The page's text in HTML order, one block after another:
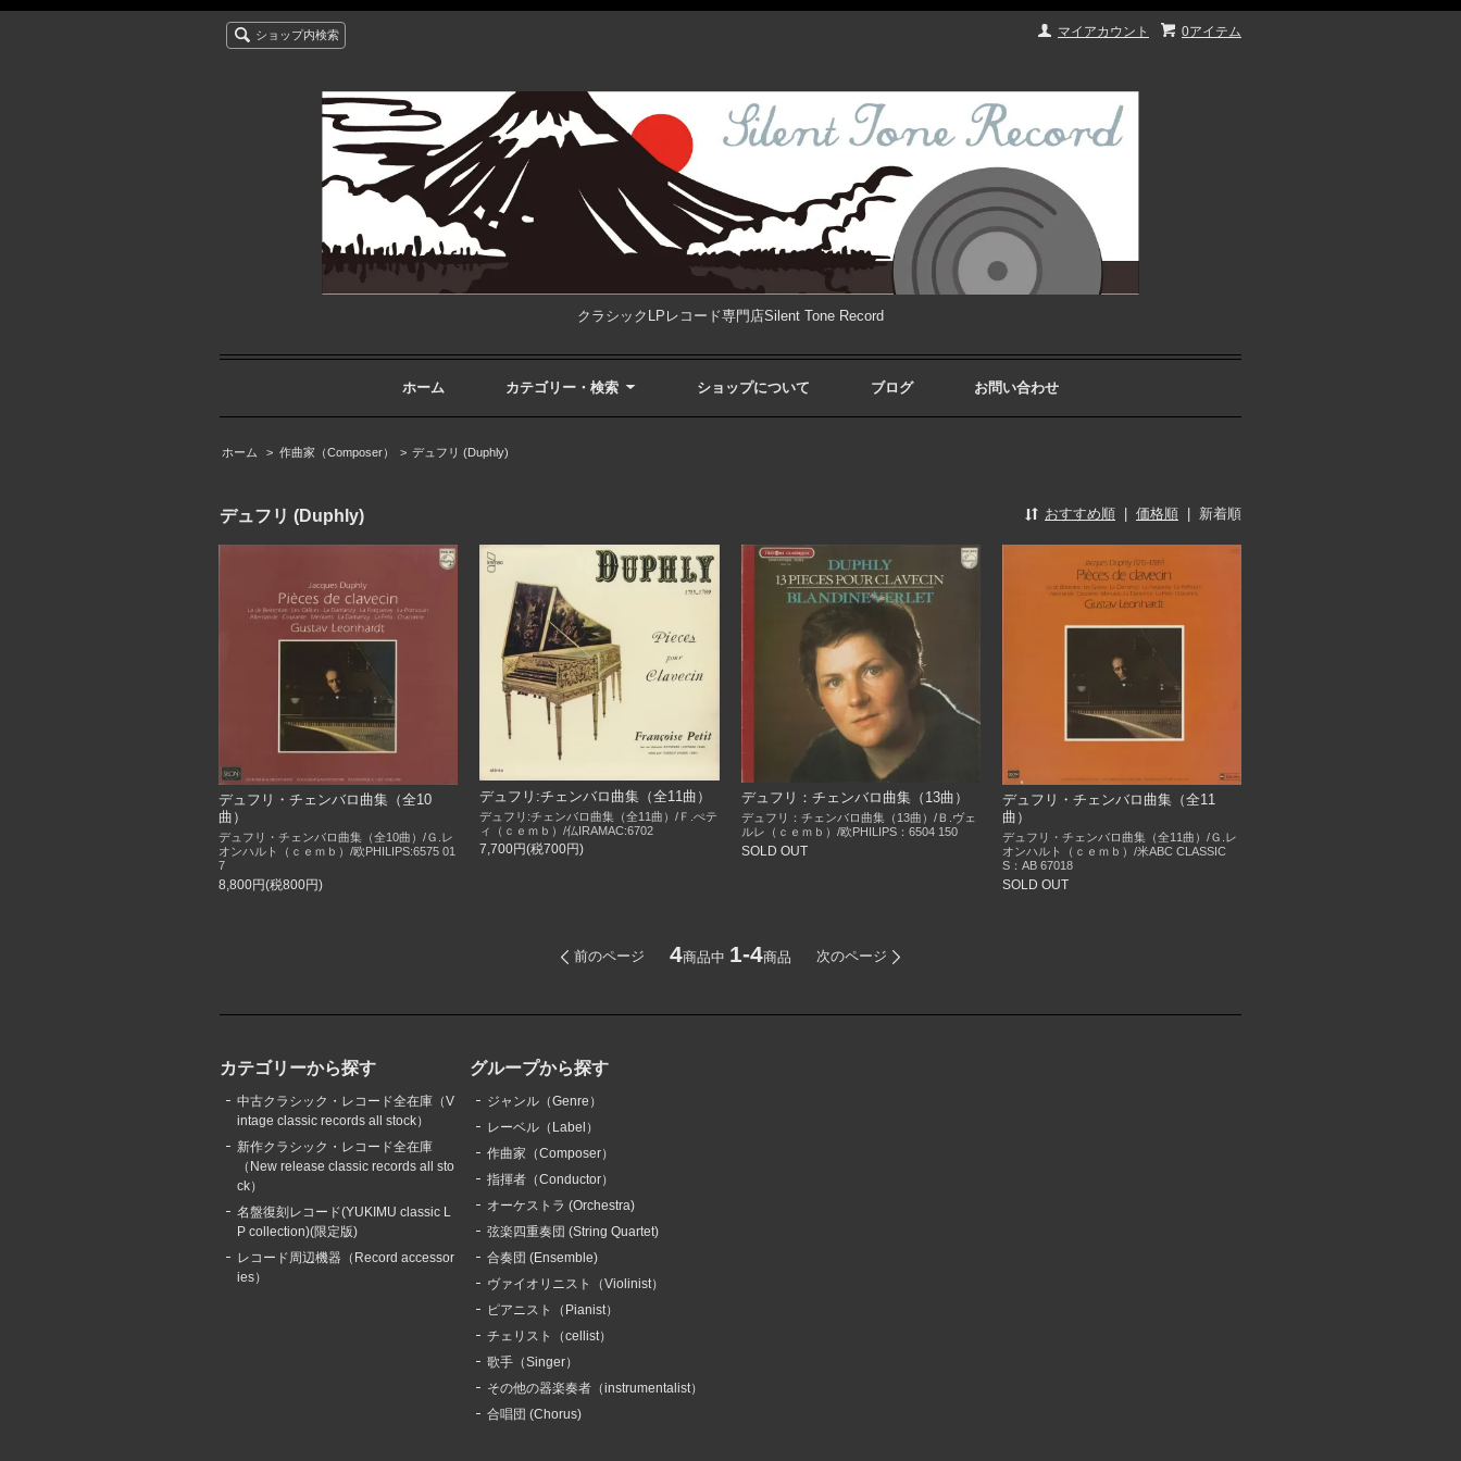
0アイテム
マイアカウント
ショップ内検索
クラシックLPレコード専門店Silent Tone Record
ホーム カテゴリー・検索 ショップについて ブログ お問い合わせ
ホーム > 作曲家（Composer） > デュフリ (Duphly)
デュフリ (Duphly) おすすめ順 価格順 新着順
デュフリ・チェンバロ曲集（全10
曲）
デュフリ・チェンバロ曲集（全10曲）/Ｇ.レ
オンハルト（ｃｅｍｂ）/欧PHILIPS:6575 01
7
8,800円(税800円)
デュフリ:チェンバロ曲集（全11曲）
デュフリ:チェンバロ曲集（全11曲）/Ｆ.ぺテ
ィ（ｃｅｍｂ）/仏IRAMAC:6702
7,700円(税700円)
デュフリ：チェンバロ曲集（13曲）
デュフリ：チェンバロ曲集（13曲）/Ｂ.ヴェ
ルレ（ｃｅｍｂ）/欧PHILIPS：6504 150
SOLD OUT
デュフリ・チェンバロ曲集（全11
曲）
デュフリ・チェンバロ曲集（全11曲）/Ｇ.レ
オンハルト（ｃｅｍｂ）/米ABC CLASSIC
S：AB 67018
SOLD OUT
前のページ 4商品中 1-4商品 次のページ
カテゴリーから探す
中古クラシック・レコード全在庫（V
intage classic records all stock）
新作クラシック・レコード全在庫
（New release classic records all sto
ck）
名盤復刻レコード(YUKIMU classic L
P collection)(限定版)
レコード周辺機器（Record accessor
ies）
グループから探す
ジャンル（Genre）
レーベル（Label）
作曲家（Composer）
指揮者（Conductor）
オーケストラ (Orchestra)
弦楽四重奏団 (String Quartet)
合奏団 (Ensemble)
ヴァイオリニスト（Violinist）
ピアニスト（Pianist）
チェリスト（cellist）
歌手（Singer）
その他の器楽奏者（instrumentalist）
合唱団 (Chorus)